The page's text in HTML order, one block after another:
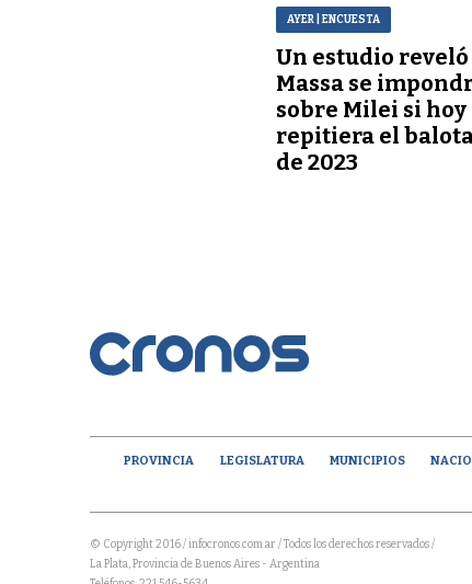
AYER | ENCUESTA
Un estudio reveló
Massa se
sobre Milei si hoy
repitiera el
de 2023
PROVINCIA LEGISLATURA MUNICIPIOS
© Copyright 2016 / infocronos.com.ar / Todos los derechos reservados /
La Plata, Provincia de Buenos Aires - Argentina